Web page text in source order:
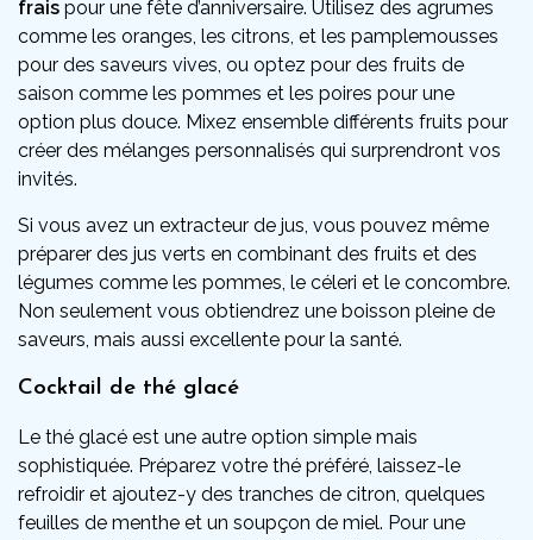
frais pour une fête d’anniversaire. Utilisez des agrumes
comme les oranges, les citrons, et les pamplemousses
pour des saveurs vives, ou optez pour des fruits de
saison comme les pommes et les poires pour une
option plus douce. Mixez ensemble différents fruits pour
créer des mélanges personnalisés qui surprendront vos
invités.
Si vous avez un extracteur de jus, vous pouvez même
préparer des jus verts en combinant des fruits et des
légumes comme les pommes, le céleri et le concombre.
Non seulement vous obtiendrez une boisson pleine de
saveurs, mais aussi excellente pour la santé.
Cocktail de thé glacé
Le thé glacé est une autre option simple mais
sophistiquée. Préparez votre thé préféré, laissez-le
refroidir et ajoutez-y des tranches de citron, quelques
feuilles de menthe et un soupçon de miel. Pour une